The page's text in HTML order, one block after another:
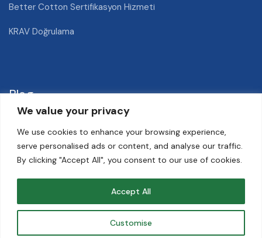
We value your privacy
We use cookies to enhance your browsing experience,
serve personalised ads or content, and analyse our traffic.
By clicking "Accept All", you consent to our use of cookies.
Customise
Accept All
Better Cotton Sertifikasyon Hizmeti
KRAV Doğrulama
Blog
Nektarin Hastalıkları ve Zararlıları
Hububat Elevatörü Nedir?
Arpa Yetiştiriciliği Nasıl Yapılır?